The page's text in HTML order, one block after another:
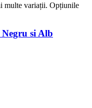
multe variații. Opțiunile
si Alb